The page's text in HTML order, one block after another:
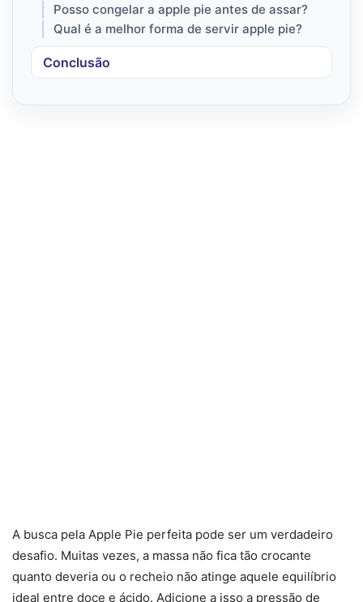
Posso congelar a apple pie antes de assar?
Qual é a melhor forma de servir apple pie?
Conclusão
A busca pela Apple Pie perfeita pode ser um verdadeiro
desafio. Muitas vezes, a massa não fica tão crocante
quanto deveria ou o recheio não atinge aquele equilíbrio
ideal entre doce e ácido. Adicione a isso a pressão de